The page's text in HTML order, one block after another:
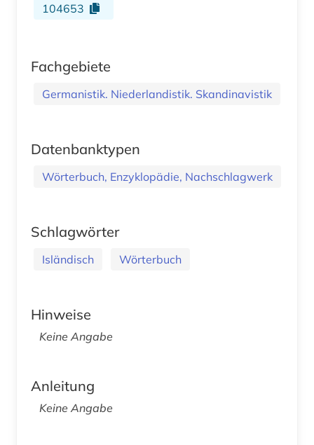
104653
Fachgebiete
Germanistik. Niederlandistik. Skandinavistik
Datenbanktypen
Wörterbuch, Enzyklopädie, Nachschlagwerk
Schlagwörter
Isländisch Wörterbuch
Hinweise
Keine Angabe
Anleitung
Keine Angabe